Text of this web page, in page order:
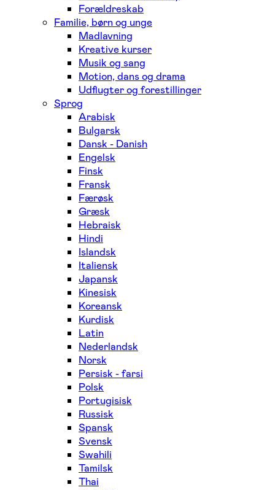
Forældreskab
Familie, børn og unge
Madlavning
Kreative kurser
Musik og sang
Motion, dans og drama
Udflugter og forestillinger
Sprog
Arabisk
Bulgarsk
Dansk - Danish
Engelsk
Finsk
Fransk
Færøsk
Græsk
Hebraisk
Hindi
Islandsk
Italiensk
Japansk
Kinesisk
Koreansk
Kurdisk
Latin
Nederlandsk
Norsk
Persisk - farsi
Polsk
Portugisisk
Russisk
Spansk
Svensk
Swahili
Tamilsk
Thai